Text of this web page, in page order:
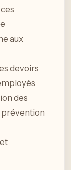
aux
devoirs
des
prévention